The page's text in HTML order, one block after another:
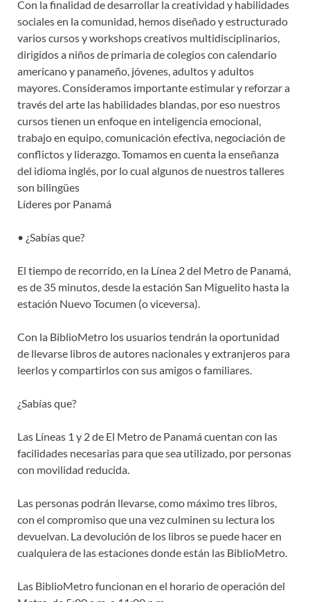
Con la finalidad de desarrollar la creatividad y habilidades
sociales en la comunidad, hemos diseñado y estructurado
varios cursos y workshops creativos multidisciplinarios,
dirigidos a niños de primaria de colegios con calendario
americano y panameño, jóvenes, adultos y adultos
mayores. Consideramos importante estimular y reforzar a
través del arte las habilidades blandas, por eso nuestros
cursos tienen un enfoque en inteligencia emocional,
trabajo en equipo, comunicación efectiva, negociación de
conflictos y liderazgo. Tomamos en cuenta la enseñanza
del idioma inglés, por lo cual algunos de nuestros talleres
son bilingües
Líderes por Panamá
• ¿Sabías que?
El tiempo de recorrido, en la Línea 2 del Metro de Panamá,
es de 35 minutos, desde la estación San Miguelito hasta la
estación Nuevo Tocumen (o viceversa).
Con la BiblioMetro los usuarios tendrán la oportunidad
de llevarse libros de autores nacionales y extranjeros para
leerlos y compartirlos con sus amigos o familiares.
¿Sabías que?
Las Líneas 1 y 2 de El Metro de Panamá cuentan con las
facilidades necesarias para que sea utilizado, por personas
con movilidad reducida.
Las personas podrán llevarse, como máximo tres libros,
con el compromiso que una vez culminen su lectura los
devuelvan. La devolución de los libros se puede hacer en
cualquiera de las estaciones donde están las BiblioMetro.
Las BiblioMetro funcionan en el horario de operación del